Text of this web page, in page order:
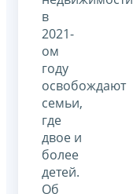
в
2021-
ом
году
освобождают
семьи,
где
двое и
более
детей.
Об